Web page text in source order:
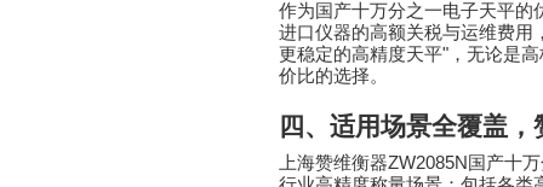
作为国产十万分之一电子天平的
进口仪器的高额关税与运维费用
更稳定的高精度天平" ，无论是
价比的选择。
四、适用场景全覆盖
上海赞维衡器ZW2085N 国产十